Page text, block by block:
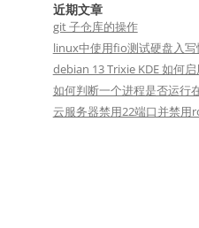
近期文章
git 子仓库的操作
linux中使用fio测试硬盘入写
debian 13 Trixie KDE 如何
如何判断一个进程是否运行
云服务器禁用22端口并禁用